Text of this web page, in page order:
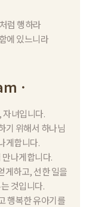
럼 행하라
에 있느니라
ㆍ
자녀입니다.
기 위해서 하나님
게합니다.
나게합니다.
게하고, 선한 일을
것입니다.
행복한 유아기를